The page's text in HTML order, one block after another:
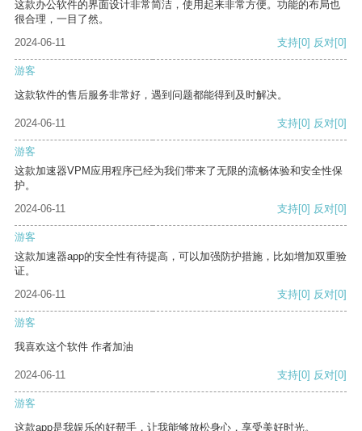
这款办公软件的界面设计非常简洁，使用起来非常方便。功能的布局也
很合理，一目了然。
2024-06-11
支持[0] 反对[0]
游客
这款软件的售后服务非常好，遇到问题都能得到及时解决。
2024-06-11 支持[0] 反对[0]
游客
这款加速器VPM应用程序已经为我们带来了无限的流畅体验和安全性保
护。
2024-06-11
支持[0] 反对[0]
游客
这款加速器app的安全性有待提高，可以加强防护措施，比如增加双重验
证。
2024-06-11
支持[0] 反对[0]
游客
我喜欢这个软件 作者加油
2024-06-11 支持[0] 反对[0]
游客
这款app是我娱乐的好帮手，让我能够放松身心，享受美好时光。